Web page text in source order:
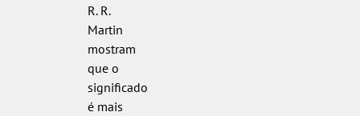
R. R.
Martin
mostram
que o
significado
é mais